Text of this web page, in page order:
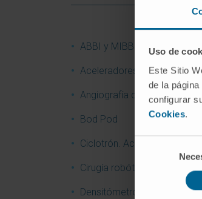
Uso de
Este Sitio
de la
configurar
Cookies.
consentimiento
ABBI y MIBB
Aceleradores lineales para
Angiografía digital
Bod Pod
Ciclotrón. Acelerador de
Cirugía robótica
Densitómetro